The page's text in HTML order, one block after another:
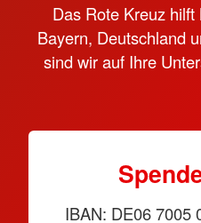
Das Rote Kreuz
Bayern, Deutschland
sind wir auf Ihre
IBAN: DE06 7005